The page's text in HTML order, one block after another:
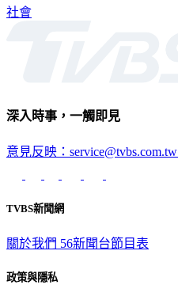
社會
深入時事，一觸即見
意見反映：service@tvbs.com.tw
TVBS新聞網
關於我們 56新聞台節目表
政策與隱私